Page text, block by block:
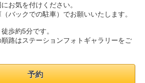
お気を付けください。
バックでの駐車）でお願いいたします。
歩約5分です。
路はステーションフォトギャラリーをご
予約